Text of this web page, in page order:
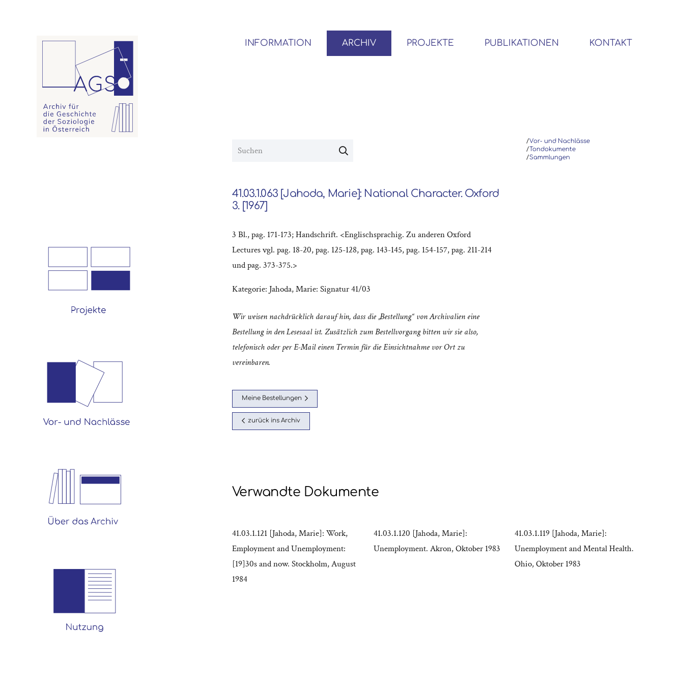
INFORMATION ARCHIV PROJEKTE PUBLIKATIONEN KONTAKT
/Vor- und Nachlässe
/Tondokumente
/Sammlungen
41.03.1.063 [Jahoda, Marie]: National Character. Oxford
3. [1967]
3 Bl., pag. 171-173; Handschrift. <Englischsprachig. Zu anderen Oxford
Lectures vgl. pag. 18-20, pag. 125-128, pag. 143-145, pag. 154-157, pag. 211-214
und pag. 373-375.>
Kategorie: Jahoda, Marie: Signatur 41/03
Wir weisen nachdrücklich darauf hin, dass die „Bestellung“ von Archivalien eine
Bestellung in den Lesesaal ist. Zusätzlich zum Bestellvorgang bitten wir sie also,
telefonisch oder per E-Mail einen Termin für die Einsichtnahme vor Ort zu
vereinbaren.
Meine Bestellungen
zurück ins Archiv
Verwandte Dokumente
41.03.1.121 [Jahoda, Marie]: Work,
Employment and Unemployment:
[19]30s and now. Stockholm, August
1984
41.03.1.120 [Jahoda, Marie]:
Unemployment. Akron, Oktober 1983
41.03.1.119 [Jahoda, Marie]:
Unemployment and Mental Health.
Ohio, Oktober 1983